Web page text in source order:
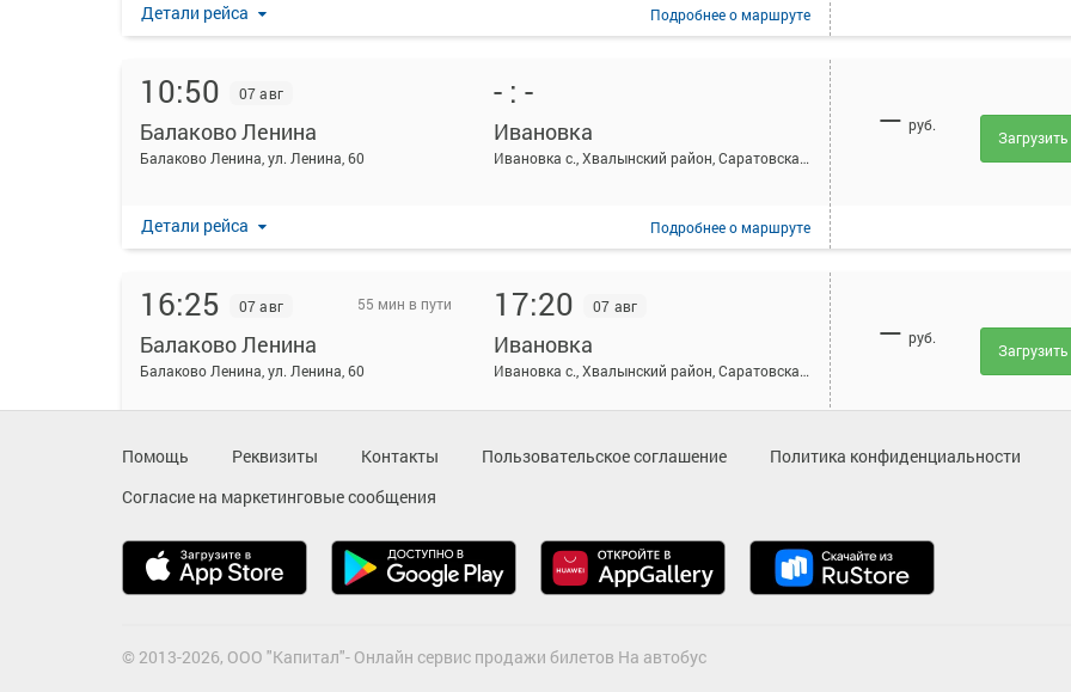
Детали рейса Подробнеео маршруте
10:50 07 авг
Балаково Ленина
Балаково Ленина, ул. Ленина, 60
- : -
Ивановка
Ивановка с., Хвалынский район, Саратовская область
Детали рейса Подробнеео маршруте
— руб.
16:25 07 авг 55 мин в пути
Балаково Ленина
Балаково Ленина, ул. Ленина, 60
17:20 07 авг
Ивановка
Ивановка с., Хвалынский район, Саратовская область
— руб.
18:10
Балаково Ленина
Балаково Ленина, ул. Ленина, 60
Ивановка
Ивановка с., Хвалынский район, Саратовская область
Детали рейса Подробнее
396 руб.
Помощь Реквизиты Контакты Пользовательское соглашение
Политика конфиденциальности
Согласие на маркетинговые сообщения
© 2013-2026, ООО "Капитал"- Онлайн сервис продажи билетов На автобус